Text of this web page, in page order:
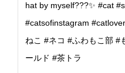
hat by myself???✨ #cat
#catsofinstagram
ねこ #ネコ #ふわもこ部 #
ールド #茶トラ